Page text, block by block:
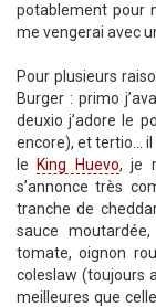
potablement pour
me vengerai avec
Pour plusieurs
Burger : primo
deuxio j’adore le
encore), et tertio...
le King Huevo, je
s’annonce très
tranche de
sauce
tomate, oignon
coleslaw (toujours
meilleures que